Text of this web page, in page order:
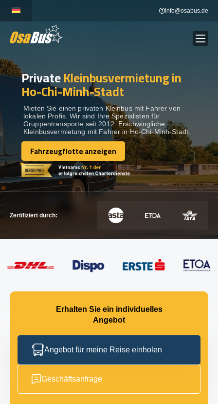
content
info@osabus.de
BUSVERMIETUNG Show dropdown
REISEZIELE
FLOTTE
KONTAKTIEREN SIE UNS
KONTAKTIEREN SIE UNS
PrivateKleinbusvermietung in
Ho-Chi-Minh-Stadt
Mieten Sie einen privaten Kleinbus mit Fahrer von
lokalen Profis. Wir sind Ihre Spezialisten für
Gruppentransporte seit 2012. Erschwingliche
Kleinbusvermietung mit Fahrer in Ho-Chi-Minh-Stadt.
Fahrzeugflotte anzeigen
Fahrzeugflotte anzeigen
Zertifiziert durch:
Erhalten Sie ein individuelles
Angebot
Angebot für meine Reise einholen
Geschäftsanfrage